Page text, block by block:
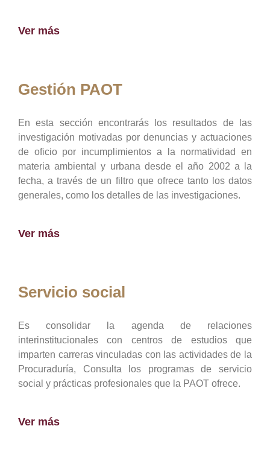
Ver más
Gestión PAOT
En esta sección encontrarás los resultados de las
investigación motivadas por denuncias y actuaciones
de oficio por incumplimientos a la normatividad en
materia ambiental y urbana desde el año 2002 a la
fecha, a través de un filtro que ofrece tanto los datos
generales, como los detalles de las investigaciones.
Ver más
Servicio social
Es consolidar la agenda de relaciones
interinstitucionales con centros de estudios que
imparten carreras vinculadas con las actividades de la
Procuraduría, Consulta los programas de servicio
social y prácticas profesionales que la PAOT ofrece.
Ver más